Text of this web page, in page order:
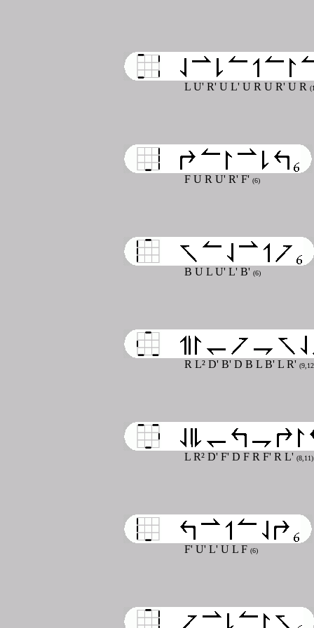
L U' R' U L' U R U R' U R
F U R U' R' F' (6)
B U L U' L' B' (6)
R L² D' B' D B L B' L R'
L R² D' F' D F R F' R L' (8,11)
F' U' L' U L F (6)